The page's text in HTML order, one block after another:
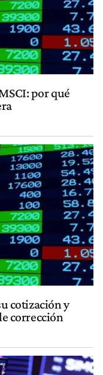
por qué
cotización y
corrección